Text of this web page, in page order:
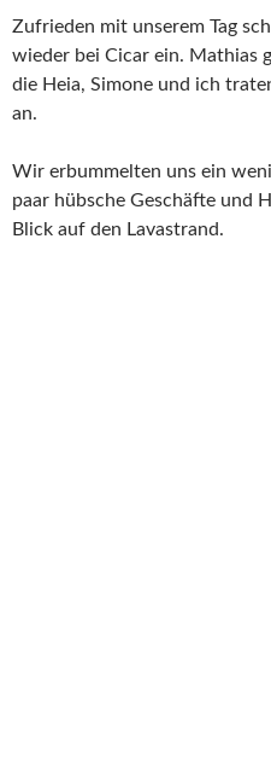
Zufrieden mit unserem Tag
wieder bei Cicar ein. Mathias
die Heia, Simone und ich
an.
Wir erbummelten uns ein
paar hübsche Geschäfte und
Blick auf den Lavastrand.